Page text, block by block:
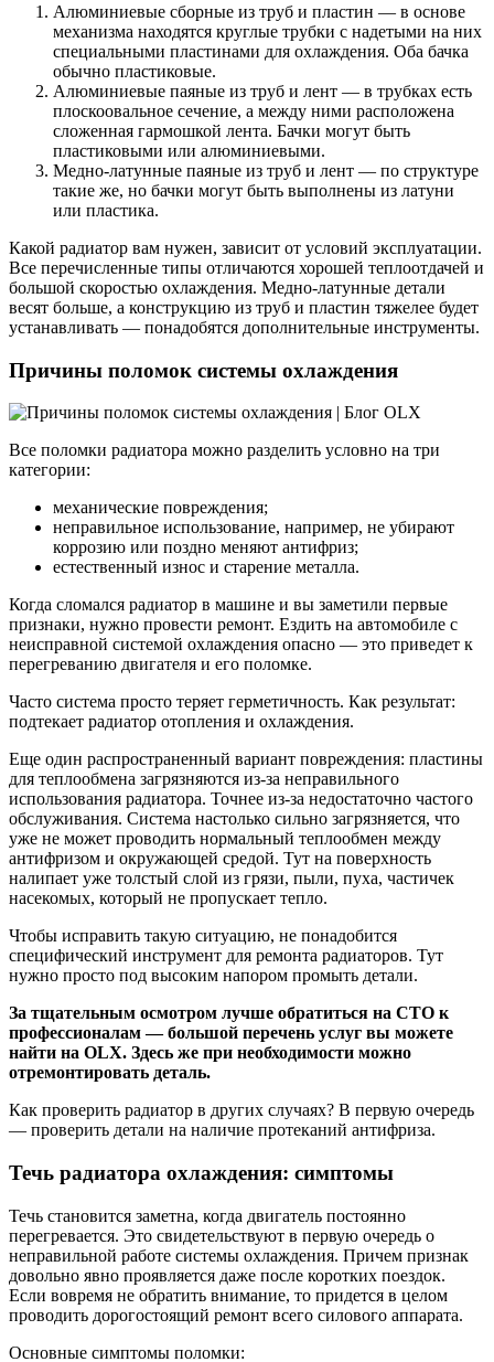
Алюминиевые сборные из труб и пластин — в основе
механизма находятся круглые трубки с надетыми на них
специальными пластинами для охлаждения. Оба бачка
обычно пластиковые.
Алюминиевые паяные из труб и лент — в трубках есть
плоскоовальное сечение, а между ними расположена
сложенная гармошкой лента. Бачки могут быть
пластиковыми или алюминиевыми.
Медно-латунные паяные из труб и лент — по структуре
такие же, но бачки могут быть выполнены из латуни
или пластика.
Какой радиатор вам нужен, зависит от условий эксплуатации.
Все перечисленные типы отличаются хорошей теплоотдачей и
большой скоростью охлаждения. Медно-латунные детали
весят больше, а конструкцию из труб и пластин тяжелее будет
устанавливать — понадобятся дополнительные инструменты.
Причины поломок системы охлаждения
Все поломки радиатора можно разделить условно на три
категории:
механические повреждения;
неправильное использование, например, не убирают
коррозию или поздно меняют антифриз;
естественный износ и старение металла.
Когда сломался радиатор в машине и вы заметили первые
признаки, нужно провести ремонт. Ездить на автомобиле с
неисправной системой охлаждения опасно — это приведет к
перегреванию двигателя и его поломке.
Часто система просто теряет герметичность. Как результат:
подтекает радиатор отопления и охлаждения.
Еще один распространенный вариант повреждения: пластины
для теплообмена загрязняются из-за неправильного
использования радиатора. Точнее из-за недостаточно частого
обслуживания. Система настолько сильно загрязняется, что
уже не может проводить нормальный теплообмен между
антифризом и окружающей средой. Тут на поверхность
налипает уже толстый слой из грязи, пыли, пуха, частичек
насекомых, который не пропускает тепло.
Чтобы исправить такую ситуацию, не понадобится
специфический инструмент для ремонта радиаторов. Тут
нужно просто под высоким напором промыть детали.
За тщательным осмотром лучше обратиться на СТО к
профессионалам — большой перечень услуг вы можете
найти на OLX. Здесь же при необходимости можно
отремонтировать деталь.
Как проверить радиатор в других случаях? В первую очередь
— проверить детали на наличие протеканий антифриза.
Течь радиатора охлаждения: симптомы
Течь становится заметна, когда двигатель постоянно
перегревается. Это свидетельствуют в первую очередь о
неправильной работе системы охлаждения. Причем признак
довольно явно проявляется даже после коротких поездок.
Если вовремя не обратить внимание, то придется в целом
проводить дорогостоящий ремонт всего силового аппарата.
Основные симптомы поломки: